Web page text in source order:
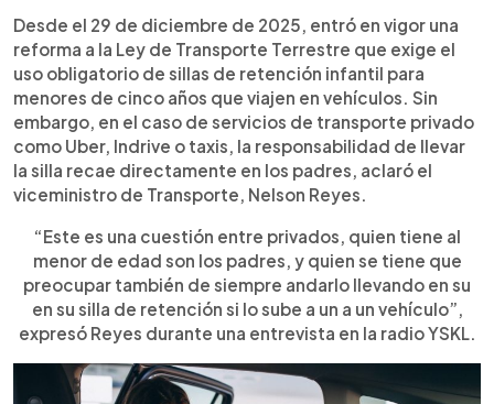
Escuchar artículo
Desde el 29 de diciembre, El Salvador exige el
uso obligatorio de sillas infantiles para menores
de cinco años en vehículos. El viceministro de
Transporte, Nelson Reyes, aclaró que en servicios
como Uber, Indrive o taxis, la responsabilidad de
portar la silla recae en los padres, no en el
conductor. La medida busca prevenir lesiones
graves en accidentes y su incumplimiento conlleva
una multa de $150. El VMT afirma que la normativa
se encuentra en una etapa de transición para
facilitar su cumplimiento. Uber también exige que
los pasajeros lleven su propia silla, reservándose
el derecho de cancelar el viaje.
Desde el 29 de diciembre de 2025, entró en vigor una
reforma a la Ley de Transporte Terrestre que exige el
uso obligatorio de sillas de retención infantil para
menores de cinco años que viajen en vehículos. Sin
embargo, en el caso de servicios de transporte privado
como Uber, Indrive o taxis, la responsabilidad de llevar
la silla recae directamente en los padres, aclaró el
viceministro de Transporte, Nelson Reyes.
“Este es una cuestión entre privados, quien tiene al
menor de edad son los padres, y quien se tiene que
preocupar también de siempre andarlo llevando en su
en su silla de retención si lo sube a un a un vehículo”,
expresó Reyes durante una entrevista en la radio YSKL.